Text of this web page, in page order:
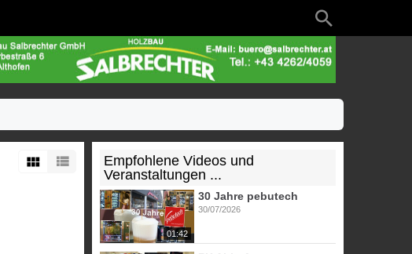
Empfohlene Videos und
Veranstaltungen ...
01:42
30 Jahre pebutech
30/07/2026